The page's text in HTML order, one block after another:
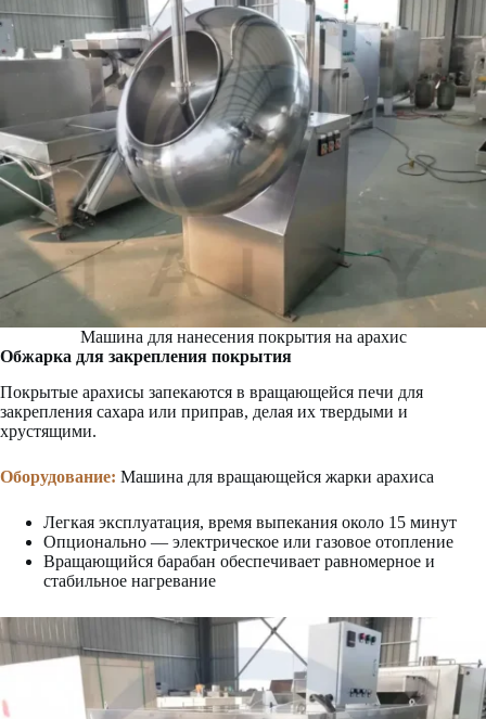
Машина для нанесения покрытия на арахис
Обжарка для закрепления покрытия
Покрытые арахисы запекаются в вращающейся печи для
закрепления сахара или приправ, делая их твердыми и
хрустящими.
Оборудование: Машина для вращающейся жарки арахиса
Легкая эксплуатация, время выпекания около 15 минут
Опционально — электрическое или газовое отопление
Вращающийся барабан обеспечивает равномерное и
стабильное нагревание